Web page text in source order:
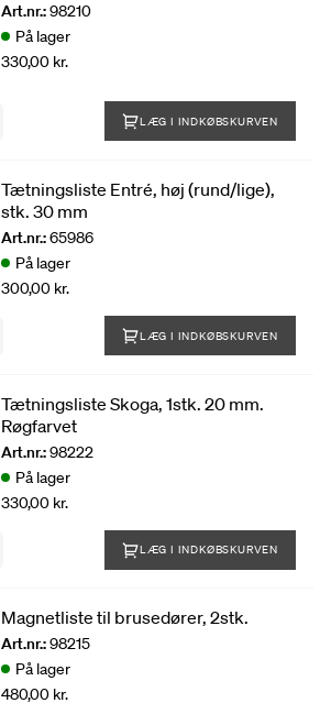
Art.nr.:98210
På lager
330,00 kr.
LÆG I INDKØBSKURVEN
Tætningsliste Entré, høj (rund/lige),
stk. 30 mm
Art.nr.:65986
På lager
300,00 kr.
LÆG I INDKØBSKURVEN
Tætningsliste Skoga, 1stk. 20 mm.
Røgfarvet
Art.nr.:98222
På lager
330,00 kr.
LÆG I INDKØBSKURVEN
Magnetliste til brusedører, 2stk.
Art.nr.:98215
På lager
480,00 kr.